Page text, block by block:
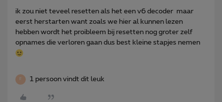
ik zou niet teveel resetten als het een v6 decoder maar
eerst herstarten want zoals we hier al kunnen lezen
hebben wordt het proibleem bij resetten nog groter zelf
opnames die verloren gaan dus best kleine stapjes nemen
F 1 persoon vindt dit leuk